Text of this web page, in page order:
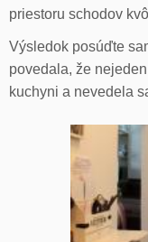
priestoru schodov
Výsledok posúďte
povedala, že
kuchyni a nevedela